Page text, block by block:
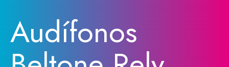
Audífonos